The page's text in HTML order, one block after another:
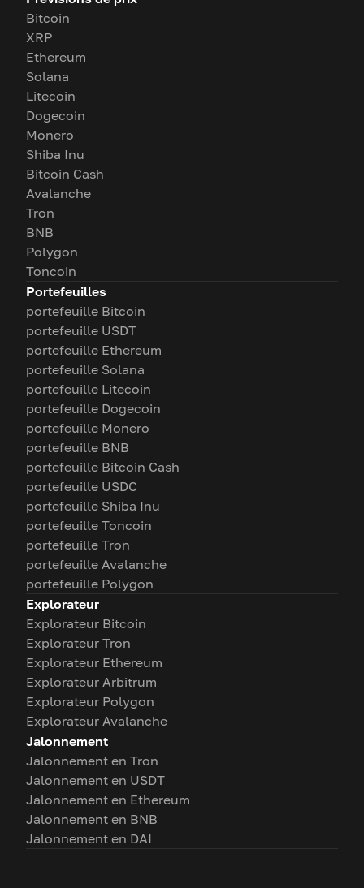
Bitcoin
XRP
Ethereum
Solana
Litecoin
Dogecoin
Monero
Shiba Inu
Bitcoin Cash
Avalanche
Tron
BNB
Polygon
Toncoin
Portefeuilles
portefeuille Bitcoin
portefeuille USDT
portefeuille Ethereum
portefeuille Solana
portefeuille Litecoin
portefeuille Dogecoin
portefeuille Monero
portefeuille BNB
portefeuille Bitcoin Cash
portefeuille USDC
portefeuille Shiba Inu
portefeuille Toncoin
portefeuille Tron
portefeuille Avalanche
portefeuille Polygon
Explorateur
Explorateur Bitcoin
Explorateur Tron
Explorateur Ethereum
Explorateur Arbitrum
Explorateur Polygon
Explorateur Avalanche
Jalonnement
Jalonnement en Tron
Jalonnement en USDT
Jalonnement en Ethereum
Jalonnement en BNB
Jalonnement en DAI